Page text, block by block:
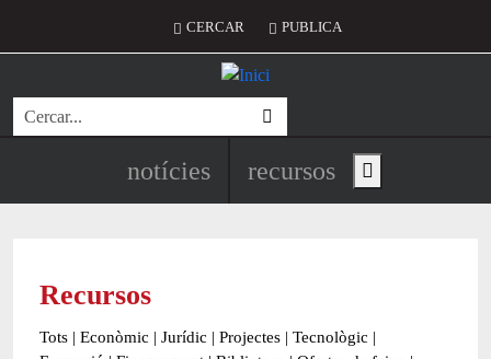
Menú del compte d'usuari
CERCAR PUBLICA
Cerca
Navegació principal de
notícies recursos Show main menu
Recursos
Tots | Econòmic | Jurídic | Projectes | Tecnològic |